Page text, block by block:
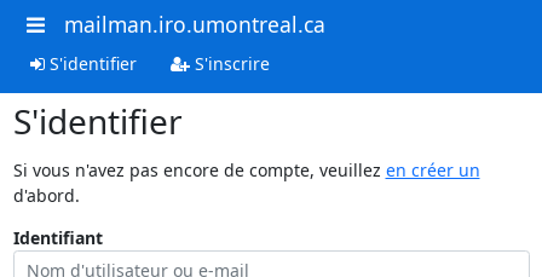
mailman.iro.umontreal.ca
S'identifier S'inscrire
S'identifier
Si vous n'avez pas encore de compte, veuillez en créer un
d'abord.
Identifiant